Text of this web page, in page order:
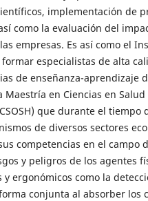
implementación de
como la evaluación del
empresas. Es así como el
especialistas de alta
de enseñanza-aprendizaje
Maestría en Ciencias en
que durante el tiempo
de diversos sectores
competencias en el campo
y peligros de los agentes
y ergonómicos como la
conjunta al absorber los